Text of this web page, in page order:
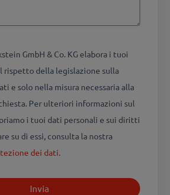
GmbH & Co. KG elabora i tuoi
rispetto della legislazione sulla
e solo nella misura necessaria alla
Per ulteriori informazioni sul
i tuoi dati personali e sui diritti
su di essi, consulta la nostra
dei dati.